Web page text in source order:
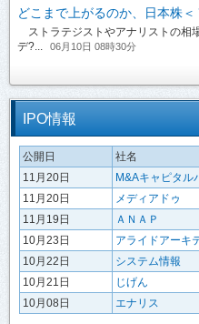
どこまで上がるのか、日本株＜
ストラテジストやアナリストの相
デ?...
06月10日 08時30分
IPO情報
公開日 社名
11月20日
M&Aキャピタル
11月20日
メディアドゥ
11月19日
ＡＮＡＰ
10月23日
アライドアーキ
10月22日
システム情報
10月21日
じげん
10月08日
エナリス